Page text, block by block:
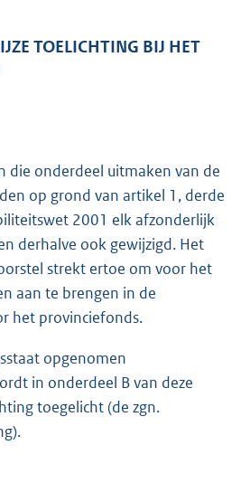
TOELICHTING BIJ HET
die onderdeel uitmaken van de
op grond van artikel 1, derde
2001 elk afzonderlijk
derhalve ook gewijzigd. Het
strekt ertoe om voor het
aan te brengen in de
het provinciefonds.
opgenomen
in onderdeel B van deze
toegelicht (de zgn.